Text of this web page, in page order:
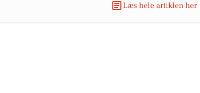
Læs hele artiklen her